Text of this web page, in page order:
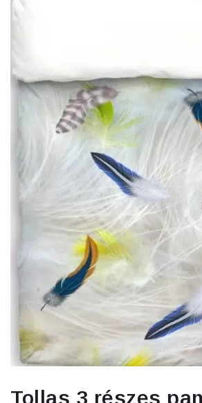
Tollas 3 részes